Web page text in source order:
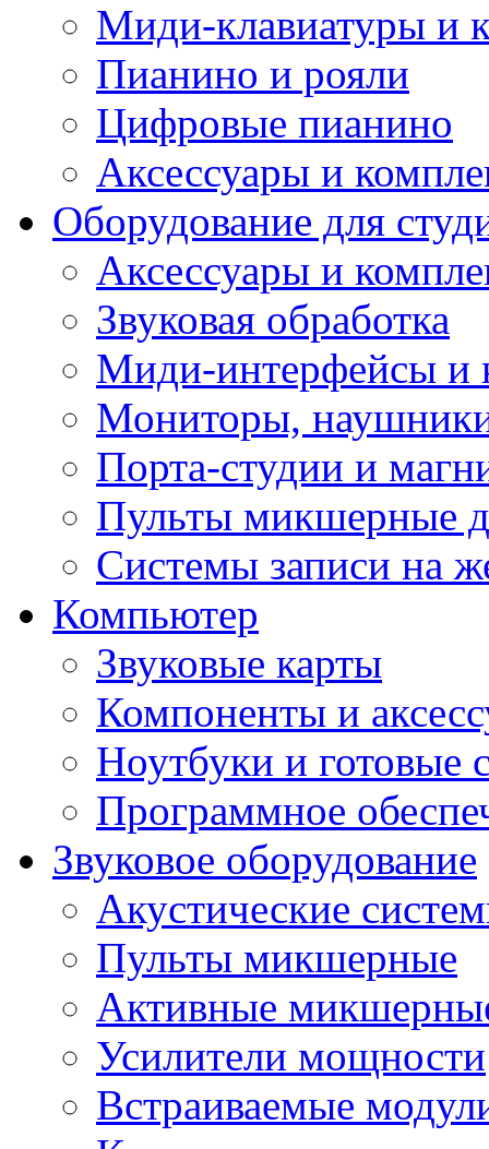
Миди-клавиатуры и
Пианино и рояли
Цифровые пианино
Аксессуары и
Оборудование для
Аксессуары и
Звуковая обработка
Миди-интерфейсы и
Мониторы,
Порта-студии и
Пульты микшерные
Системы записи на
Компьютер
Звуковые карты
Компоненты и
Ноутбуки и готовые
Программное
Звуковое оборудование
Акустические
Пульты микшерные
Активные
Усилители мощности
Встраиваемые